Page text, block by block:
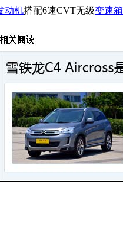
动机搭配6速CVT无级变速箱